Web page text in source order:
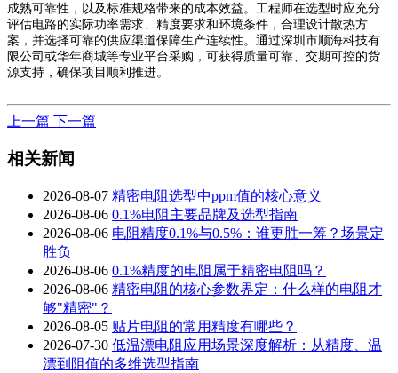
成熟可靠性，以及标准规格带来的成本效益。工程师在选型时应充分
评估电路的实际功率需求、精度要求和环境条件，合理设计散热方
案，并选择可靠的供应渠道保障生产连续性。通过深圳市顺海科技有
限公司或华年商城等专业平台采购，可获得质量可靠、交期可控的货
源支持，确保项目顺利推进。
上一篇 下一篇
相关新闻
2026-08-07 精密电阻选型中ppm值的核心意义
2026-08-06 0.1%电阻主要品牌及选型指南
2026-08-06 电阻精度0.1%与0.5%：谁更胜一筹？场景定
胜负
2026-08-06 0.1%精度的电阻属于精密电阻吗？
2026-08-06 精密电阻的核心参数界定：什么样的电阻才
够"精密"？
2026-08-05 贴片电阻的常用精度有哪些？
2026-07-30 低温漂电阻应用场景深度解析：从精度、温
漂到阻值的多维选型指南